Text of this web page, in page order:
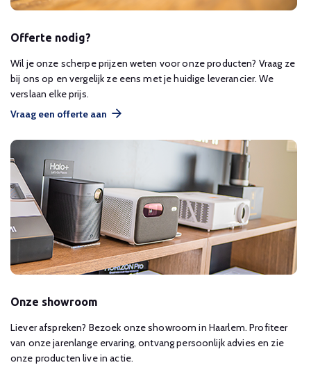
Offerte nodig?
Wil je onze scherpe prijzen weten voor onze producten? Vraag ze
bij ons op en vergelijk ze eens met je huidige leverancier. We
verslaan elke prijs.
Vraag een offerte aan
Onze showroom
Liever afspreken? Bezoek onze showroom in Haarlem. Profiteer
van onze jarenlange ervaring, ontvang persoonlijk advies en zie
onze producten live in actie.